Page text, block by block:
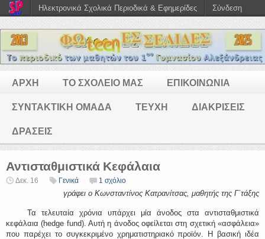
ΑΡΧΗ ΤΟ ΣΧΟΛΕΙΟ ΜΑΣ ΕΠΙΚΟΙΝΩΝΙΑ
ΣΥΝΤΑΚΤΙΚΗ ΟΜΑΔΑ ΤΕΥΧΗ ΔΙΑΚΡΙΣΕΙΣ
ΔΡΑΣΕΙΣ
Αντισταθμιστικά Κεφάλαια
Δεκ. 16 Γενικά 1 σχόλιο
γράφει ο Κωνσταντίνος Κατρανίτσας, μαθητής της Γ΄τάξης
Τα τελευταία χρόνια υπάρχει μία άνοδος στα αντισταθμιστικά
κεφάλαια (hedge fund). Αυτή η άνοδος οφείλεται στη σχετική «ασφάλεια»
που παρέχει το συγκεκριμένο χρηματιστηριακό προϊόν. Η βασική ιδέα
Ηλεκτρονικά Σχολικά Περιοδικά & Εφημερίδες Σύνδεση